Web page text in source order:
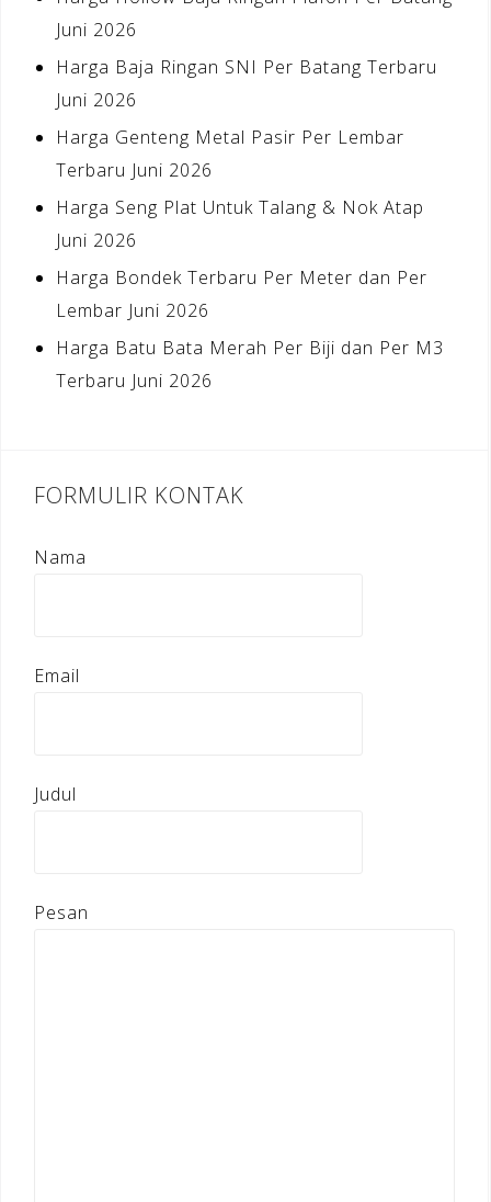
Juni 2026
Harga Baja Ringan SNI Per Batang Terbaru
Juni 2026
Harga Genteng Metal Pasir Per Lembar
Terbaru Juni 2026
Harga Seng Plat Untuk Talang & Nok Atap
Juni 2026
Harga Bondek Terbaru Per Meter dan Per
Lembar Juni 2026
Harga Batu Bata Merah Per Biji dan Per M3
Terbaru Juni 2026
FORMULIR KONTAK
Nama
Email
Judul
Pesan